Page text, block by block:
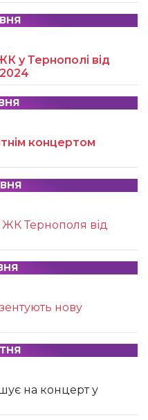
у Тернополі від
концертом
Тернополя від
нову
на концерт у